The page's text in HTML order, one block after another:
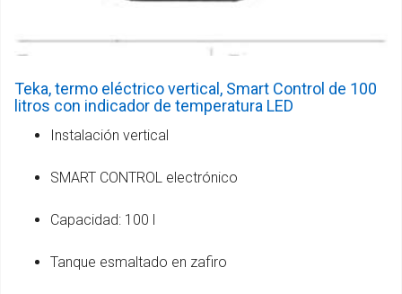
Teka, termo eléctrico vertical, Smart Control de 100
litros con indicador de temperatura LED
Instalación vertical
SMART CONTROL electrónico
Capacidad: 100 l
Tanque esmaltado en zafiro